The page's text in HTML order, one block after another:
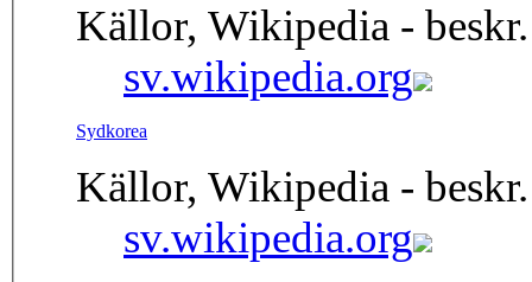
Källor, Wikipedia -
sv.wikipedia.org
Sydkorea
Källor, Wikipedia -
sv.wikipedia.org